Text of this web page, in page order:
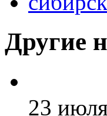
Другие
23